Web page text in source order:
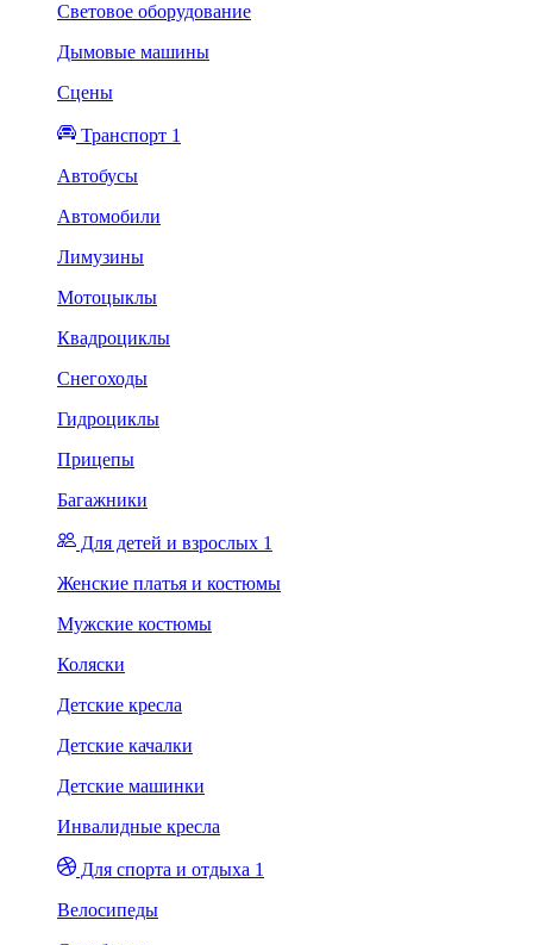
Световое оборудование
Дымовые машины
Сцены
Транспорт 1
Автобусы
Автомобили
Лимузины
Мотоцыклы
Квадроциклы
Снегоходы
Гидроциклы
Прицепы
Багажники
Для детей и взрослых 1
Женские платья и костюмы
Мужские костюмы
Коляски
Детские кресла
Детские качалки
Детские машинки
Инвалидные кресла
Для спорта и отдыха 1
Велосипеды